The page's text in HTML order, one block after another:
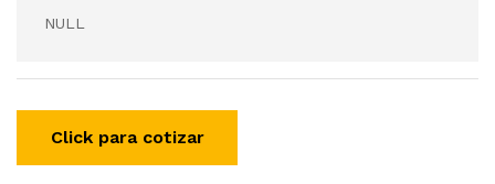
NULL